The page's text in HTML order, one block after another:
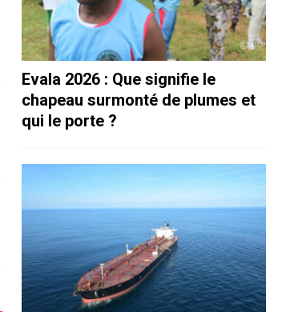
Evala 2026 : Que signifie le
chapeau surmonté de plumes et
qui le porte ?